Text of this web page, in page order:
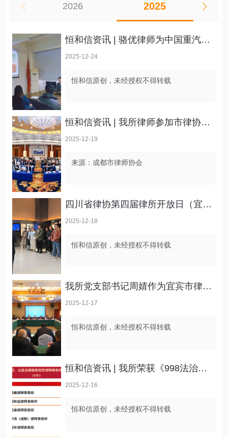
2026 2025
恒和信资讯 | 骆优律师为中国重汽集团成都王牌商用车有限公司开展宪法学习与国有企业安全生产相关培训
2025-12-24
恒和信原创，未经授权不得转载
恒和信资讯 | 我所律师参加市律协刑诉委2025年会并荣获佳绩
2025-12-19
来源：成都市律师协会
四川省律协第四届律所开放日（宜宾站）成功举办 搭建政企法沟通新桥梁
2025-12-18
恒和信原创，未经授权不得转载
我所党支部书记周婧作为宜宾市律协代表参加川南片区中小律所高质量发展研讨会暨省律协战略委2025年全体委员会议
2025-12-17
恒和信原创，未经授权不得转载
恒和信资讯 | 我所荣获《998法治大讲堂》“2025年度公益法律服务优秀律师事务所”称号
2025-12-16
恒和信原创，未经授权不得转载